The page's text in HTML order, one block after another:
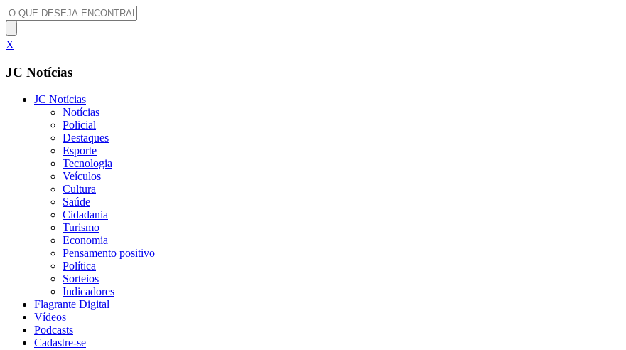
X
JC Notícias
JC Notícias
Notícias
Policial
Destaques
Esporte
Tecnologia
Veículos
Cultura
Saúde
Cidadania
Turismo
Economia
Pensamento positivo
Política
Sorteios
Indicadores
Flagrante Digital
Vídeos
Podcasts
Cadastre-se